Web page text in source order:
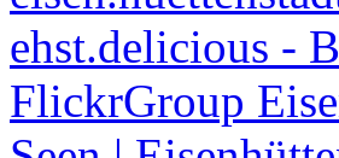
ehst.delicious -
FlickrGroup